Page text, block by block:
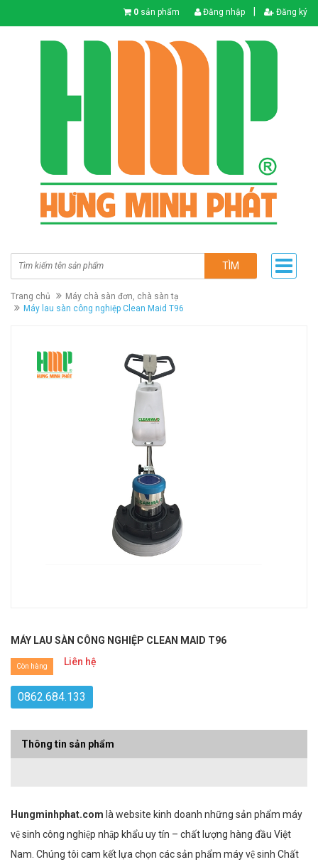
0 sản phẩm Đăng nhập Đăng ký
TÌM
Trang chủ
Máy chà sàn đơn, chà sàn tạ
Máy lau sàn công nghiệp Clean Maid T96
MÁY LAU SÀN CÔNG NGHIỆP CLEAN MAID T96
Liên hệ
Còn hàng
0862.684.133
Thông tin sản phẩm
Hungminhphat.com là website kinh doanh những sản phẩm máy
vệ sinh công nghiệp nhập khẩu uy tín – chất lượng hàng đầu Việt
Nam. Chúng tôi cam kết lựa chọn các sản phẩm máy vệ sinh Chất